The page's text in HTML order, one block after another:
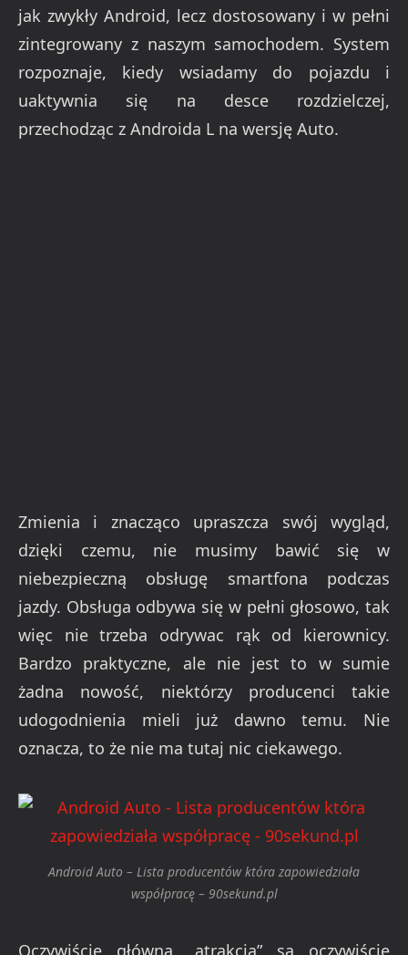
jak zwykły Android, lecz dostosowany i w pełni
zintegrowany z naszym samochodem. System
rozpoznaje, kiedy wsiadamy do pojazdu i
uaktywnia się na desce rozdzielczej,
przechodząc z Androida L na wersję Auto.
Zmienia i znacząco upraszcza swój wygląd,
dzięki czemu, nie musimy bawić się w
niebezpieczną obsługę smartfona podczas
jazdy. Obsługa odbywa się w pełni głosowo, tak
więc nie trzeba odrywac rąk od kierownicy.
Bardzo praktyczne, ale nie jest to w sumie
żadna nowość, niektórzy producenci takie
udogodnienia mieli już dawno temu. Nie
oznacza, to że nie ma tutaj nic ciekawego.
Android Auto – Lista producentów która zapowiedziała
współpracę – 90sekund.pl
Oczywiście główną „atrakcją” są oczywiście